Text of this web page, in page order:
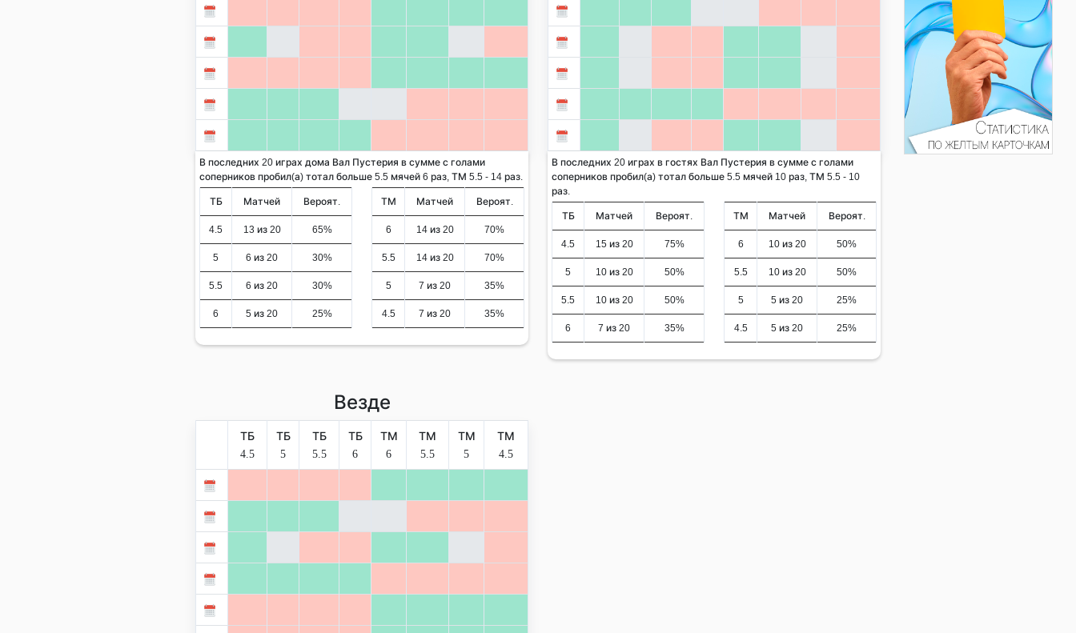
В последних 20 играх дома Вал Пустерия в сумме с голами
соперников пробил(а) тотал больше 5.5 мячей 6 раз, ТМ 5.5 - 14 раз.
ТБ Матчей Вероят.
4.5 13 из 20 65%
5 6 из 20 30%
5.5 6 из 20 30%
6 5 из 20 25%
ТМ Матчей Вероят.
6 14 из 20 70%
5.5 14 из 20 70%
5 7 из 20 35%
4.5 7 из 20 35%
В последних 20 играх в гостях Вал Пустерия в сумме с голами
соперников пробил(а) тотал больше 5.5 мячей 10 раз, ТМ 5.5 - 10
раз.
ТБ Матчей Вероят.
4.5 15 из 20 75%
5 10 из 20 50%
5.5 10 из 20 50%
6 7 из 20 35%
ТМ Матчей Вероят.
6 10 из 20 50%
5.5 10 из 20 50%
5 5 из 20 25%
4.5 5 из 20 25%
Везде
ТБ
4.5
ТБ
5
ТБ
5.5
ТБ
6
ТМ
6
ТМ
5.5
ТМ
5
ТМ
4.5